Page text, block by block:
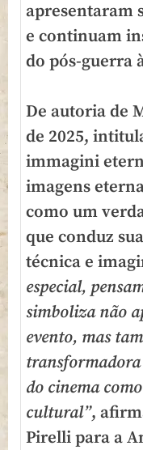
apresentaram
e continuam
do pós-guerra
De autoria de
de 2025,
immagini
imagens
como um
que conduz
técnica e
especial,
simboliza não
evento, mas
do cinema
cultural”,
Pirelli para a